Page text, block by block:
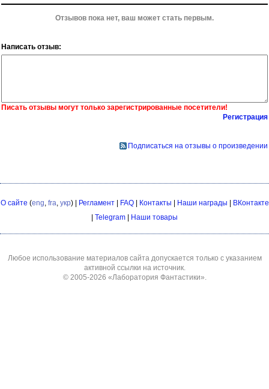
Отзывов пока нет, ваш может стать первым.
Написать отзыв:
Писать отзывы могут только зарегистрированные посетители!
Регистрация
Подписаться на отзывы о произведении
О сайте (eng fra укр) | Регламент| FAQ| Контакты | Наши награды | ВКонтакте
| Telegram | Наши товары
Любое использование материалов сайта допускается только с указанием
активной ссылки на источник.
© 2005-2026 «Лаборатория Фантастики»